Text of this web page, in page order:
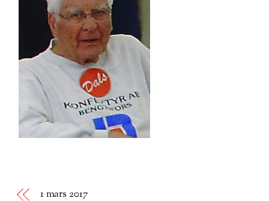
1 mars 2017